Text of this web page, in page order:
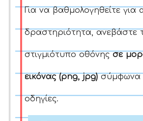
Για να βαθμολογηθείτε για
δραστηριότητα, ανεβάστε
στιγμιότυπο οθόνηςσε
εικόνας (png, jpg)σύμφωνα
οδηγίες.